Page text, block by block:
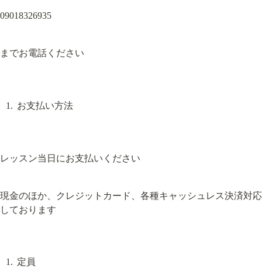
09018326935
までお電話ください
お支払い方法
レッスン当日にお支払いください
現金のほか、クレジットカード、各種キャッシュレス決済対応
しております
定員